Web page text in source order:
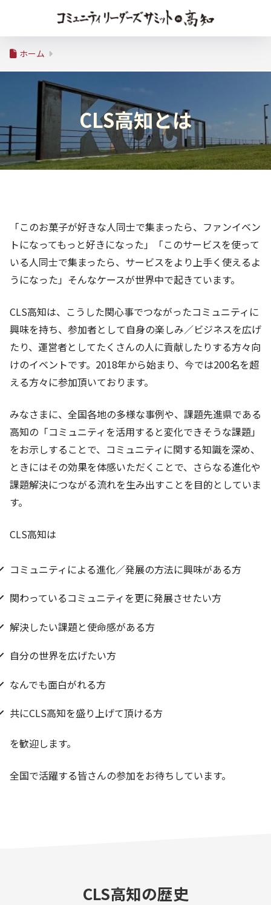
ホーム
CLS高知とは
「このお菓子が好きな人同士で集まったら、ファンイベン
トになってもっと好きになった」「このサービスを使って
いる人同士で集まったら、サービスをより上手く使えるよ
うになった」そんなケースが世界中で起きています。
CLS高知は、こうした関心事でつながったコミュニティに
興味を持ち、参加者として自身の楽しみ／ビジネスを広げ
たり、運営者としてたくさんの人に貢献したりする方々向
けのイベントです。2018年から始まり、今では200名を超
える方々に参加頂いております。
みなさまに、全国各地の多様な事例や、課題先進県である
高知の「コミュニティを活用すると変化できそうな課題」
をお示しすることで、コミュニティに関する知識を深め、
ときにはその効果を体感いただくことで、さらなる進化や
課題解決につながる流れを生み出すことを目的としていま
す。
CLS高知は
コミュニティによる進化／発展の方法に興味がある方
関わっているコミュニティを更に発展させたい方
解決したい課題と使命感がある方
自分の世界を広げたい方
なんでも面白がれる方
共にCLS高知を盛り上げて頂ける方
を歓迎します。
全国で活躍する皆さんの参加をお待ちしています。
CLS高知の歴史